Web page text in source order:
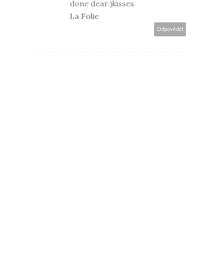
done dear:)kisses
La Folie
Odpovědět